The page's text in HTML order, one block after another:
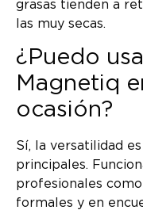
grasas tienden a
las muy secas.
¿Puedo
Magnetiq
ocasión?
Sí, la versatilidad
principales.
profesionales
formales y en